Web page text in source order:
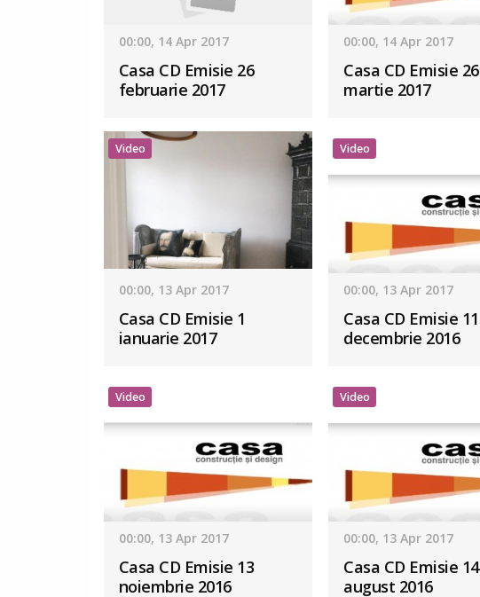
00:00, 14 Apr 2017
Casa CD Emisie 26
februarie 2017
00:00, 14 Apr 2017
Casa CD Emisie 26
martie 2017
Video
00:00, 13 Apr 2017
Casa CD Emisie 1
ianuarie 2017
Video
00:00, 13 Apr 2017
Casa CD Emisie 11
decembrie 2016
Video
00:00, 13 Apr 2017
Casa CD Emisie 13
noiembrie 2016
Video
00:00, 13 Apr 2017
Casa CD Emisie 14
august 2016